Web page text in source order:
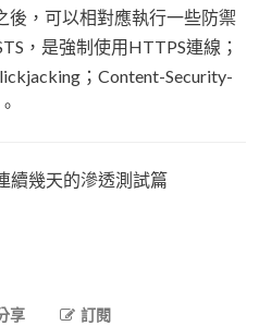
後，可以相對應執行一些防禦
，是強制使用HTTPS連線；
；Content-Security-
續幾天的滲透測試篇
享 訂閱